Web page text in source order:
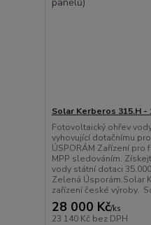
Solar Kerberos 315.H -
Fotovoltaický ohřev
vyhovující dotačnímu
ÚSPORÁM Zařízení
MPP sledováním.
vody státní dotaci
Zelená Úsporám.Solar
zařízení české výroby.
28 000 Kč/ks
23 140 Kč bez DPH